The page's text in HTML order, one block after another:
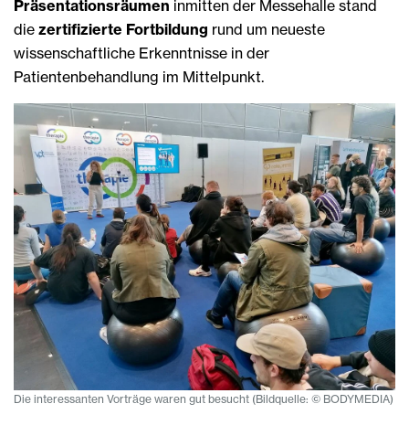
Präsentationsräumen inmitten der Messehalle stand
die zertifizierte Fortbildung rund um neueste
wissenschaftliche Erkenntnisse in der
Patientenbehandlung im Mittelpunkt.
Die interessanten Vorträge waren gut besucht (Bildquelle: © BODYMEDIA)